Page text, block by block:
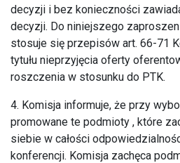
decyzji i bez konieczności
decyzji. Do niniejszego
stosuje się przepisów art. 66-71
tytułu nieprzyjęcia oferty
roszczenia w stosunku do PTK.
4. Komisja informuje, że przy
promowane te podmioty , które
siebie w całości
konferencji. Komisja zachęca